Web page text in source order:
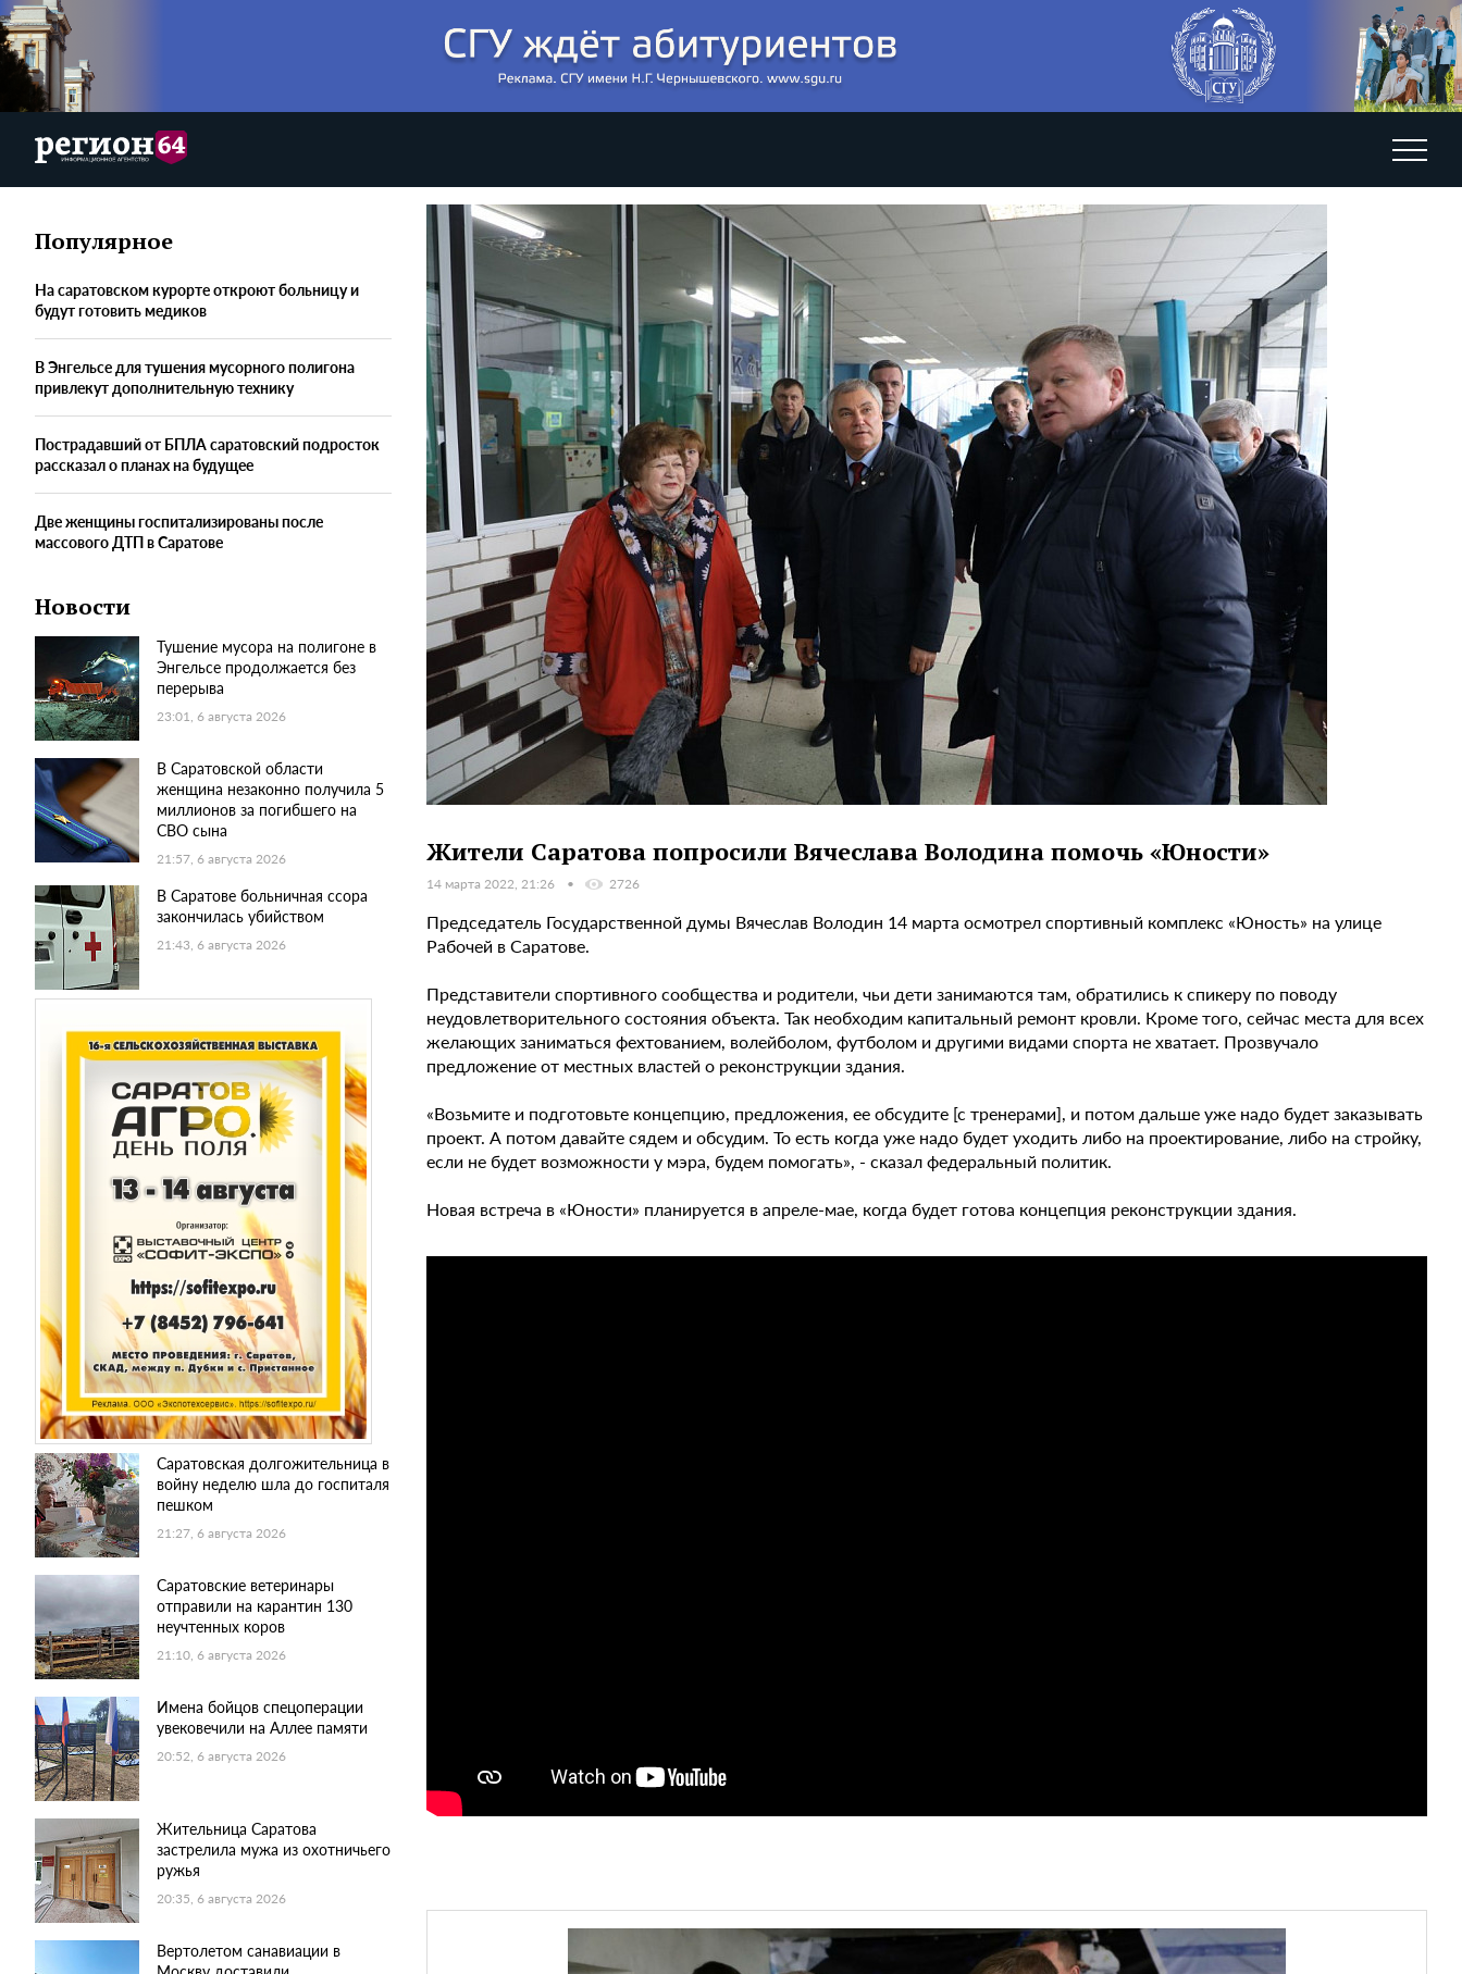
Популярное
На саратовском курорте откроют больницу и
будут готовить медиков
В Энгельсе для тушения мусорного полигона
привлекут дополнительную технику
Пострадавший от БПЛА саратовский подросток
рассказал о планах на будущее
Две женщины госпитализированы после
массового ДТП в Саратове
Новости
Тушение мусора на полигоне в
Энгельсе продолжается без
перерыва
23:01, 6 августа 2026
В Саратовской области
женщина незаконно получила 5
миллионов за погибшего на
СВО сына
21:57, 6 августа 2026
В Саратове больничная ссора
закончилась убийством
21:43, 6 августа 2026
Саратовская долгожительница в
войну неделю шла до госпиталя
пешком
21:27, 6 августа 2026
Саратовские ветеринары
отправили на карантин 130
неучтенных коров
21:10, 6 августа 2026
Имена бойцов спецоперации
увековечили на Аллее памяти
20:52, 6 августа 2026
Жительница Саратова
застрелила мужа из охотничьего
ружья
20:35, 6 августа 2026
Вертолетом санавиации в
Жители Саратова попросили Вячеслава Володина помочь «Юности»
14 марта 2022, 21:26 2726
Председатель Государственной думы Вячеслав Володин 14 марта осмотрел спортивный комплекс «Юность» на улице
Рабочей в Саратове.
Представители спортивного сообщества и родители, чьи дети занимаются там, обратились к спикеру по поводу
неудовлетворительного состояния объекта. Так необходим капитальный ремонт кровли. Кроме того, сейчас места для всех
желающих заниматься фехтованием, волейболом, футболом и другими видами спорта не хватает. Прозвучало
предложение от местных властей о реконструкции здания.
«Возьмите и подготовьте концепцию, предложения, ее обсудите [с тренерами], и потом дальше уже надо будет заказывать
проект. А потом давайте сядем и обсудим. То есть когда уже надо будет уходить либо на проектирование, либо на стройку,
если не будет возможности у мэра, будем помогать», - сказал федеральный политик.
Новая встреча в «Юности» планируется в апреле-мае, когда будет готова концепция реконструкции здания.